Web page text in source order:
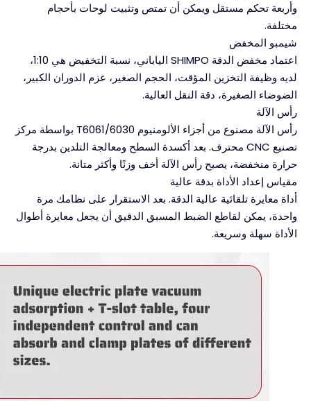
وأربعة تحكم مستقل ويمكن أن تمتص وتثبيت لوحات بأحجام
مختلفة.
شيمبو المخفض
اعتماد مخفض الدقة SHIMPO الياباني، نسبة التخفيض هي 1:10،
لديه وظيفة التخزين المؤقت، الحجم الصغير، عزم الدوران الكبير،
الضوضاء الصغيرة، دقة النقل العالية.
رأس الآلة
رأس الآلة مصنوع من أجزاء الألومنيوم T6061/6030 بواسطة مركز
تصنيع CNC محترف. بعد أكسدة السطح ومعالجة التلدين بدرجة
حرارة منخفضة، يصبح رأس الآلة أخف وزنًا وأكثر متانة.
مقياس إعداد الأداة بدقة عالية
أداة معايرة تلقائية عالية الدقة. بعد الاستقرار على نظامك مرة
واحدة، يمكن لقاطع الضبط المسبق الدقيق أن يجعل معايرة أطوال
الأداة سهلة وسريعة.